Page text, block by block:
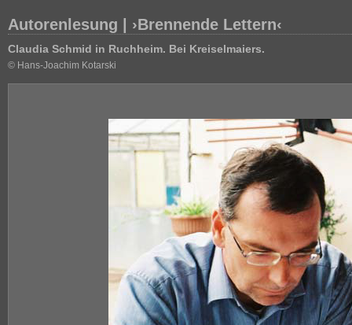
Autorenlesung | ›Brennende Lettern‹
Claudia Schmid in Ruchheim. Bei Kreiselmaiers.
© Hans-Joachim Kotarski